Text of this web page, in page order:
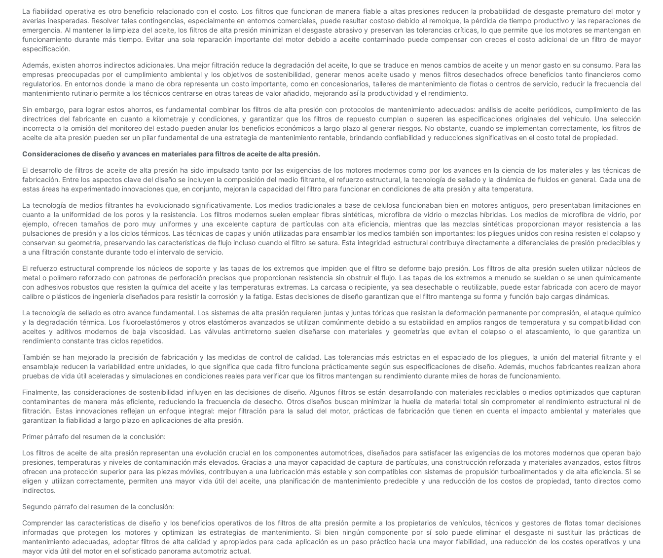
La fiabilidad operativa es otro beneficio relacionado con el costo. Los filtros que funcionan de manera fiable a altas presiones reducen la probabilidad de desgaste prematuro del motor y
averías inesperadas. Resolver tales contingencias, especialmente en entornos comerciales, puede resultar costoso debido al remolque, la pérdida de tiempo productivo y las reparaciones de
emergencia. Al mantener la limpieza del aceite, los filtros de alta presión minimizan el desgaste abrasivo y preservan las tolerancias críticas, lo que permite que los motores se mantengan en
funcionamiento durante más tiempo. Evitar una sola reparación importante del motor debido a aceite contaminado puede compensar con creces el costo adicional de un filtro de mayor
especificación.
Además, existen ahorros indirectos adicionales. Una mejor filtración reduce la degradación del aceite, lo que se traduce en menos cambios de aceite y un menor gasto en su consumo. Para las
empresas preocupadas por el cumplimiento ambiental y los objetivos de sostenibilidad, generar menos aceite usado y menos filtros desechados ofrece beneficios tanto financieros como
regulatorios. En entornos donde la mano de obra representa un costo importante, como en concesionarios, talleres de mantenimiento de flotas o centros de servicio, reducir la frecuencia del
mantenimiento rutinario permite a los técnicos centrarse en otras tareas de valor añadido, mejorando así la productividad y el rendimiento.
Sin embargo, para lograr estos ahorros, es fundamental combinar los filtros de alta presión con protocolos de mantenimiento adecuados: análisis de aceite periódicos, cumplimiento de las
directrices del fabricante en cuanto a kilometraje y condiciones, y garantizar que los filtros de repuesto cumplan o superen las especificaciones originales del vehículo. Una selección
incorrecta o la omisión del monitoreo del estado pueden anular los beneficios económicos a largo plazo al generar riesgos. No obstante, cuando se implementan correctamente, los filtros de
aceite de alta presión pueden ser un pilar fundamental de una estrategia de mantenimiento rentable, brindando confiabilidad y reducciones significativas en el costo total de propiedad.
Consideraciones de diseño y avances en materiales para filtros de aceite de alta presión.
El desarrollo de filtros de aceite de alta presión ha sido impulsado tanto por las exigencias de los motores modernos como por los avances en la ciencia de los materiales y las técnicas de
fabricación. Entre los aspectos clave del diseño se incluyen la composición del medio filtrante, el refuerzo estructural, la tecnología de sellado y la dinámica de fluidos en general. Cada una de
estas áreas ha experimentado innovaciones que, en conjunto, mejoran la capacidad del filtro para funcionar en condiciones de alta presión y alta temperatura.
La tecnología de medios filtrantes ha evolucionado significativamente. Los medios tradicionales a base de celulosa funcionaban bien en motores antiguos, pero presentaban limitaciones en
cuanto a la uniformidad de los poros y la resistencia. Los filtros modernos suelen emplear fibras sintéticas, microfibra de vidrio o mezclas híbridas. Los medios de microfibra de vidrio, por
ejemplo, ofrecen tamaños de poro muy uniformes y una excelente captura de partículas con alta eficiencia, mientras que las mezclas sintéticas proporcionan mayor resistencia a las
pulsaciones de presión y a los ciclos térmicos. Las técnicas de capas y unión utilizadas para ensamblar los medios también son importantes: los pliegues unidos con resina resisten el colapso y
conservan su geometría, preservando las características de flujo incluso cuando el filtro se satura. Esta integridad estructural contribuye directamente a diferenciales de presión predecibles y
a una filtración constante durante todo el intervalo de servicio.
El refuerzo estructural comprende los núcleos de soporte y las tapas de los extremos que impiden que el filtro se deforme bajo presión. Los filtros de alta presión suelen utilizar núcleos de
metal o polímero reforzado con patrones de perforación precisos que proporcionan resistencia sin obstruir el flujo. Las tapas de los extremos a menudo se sueldan o se unen químicamente
con adhesivos robustos que resisten la química del aceite y las temperaturas extremas. La carcasa o recipiente, ya sea desechable o reutilizable, puede estar fabricada con acero de mayor
calibre o plásticos de ingeniería diseñados para resistir la corrosión y la fatiga. Estas decisiones de diseño garantizan que el filtro mantenga su forma y función bajo cargas dinámicas.
La tecnología de sellado es otro avance fundamental. Los sistemas de alta presión requieren juntas y juntas tóricas que resistan la deformación permanente por compresión, el ataque químico
y la degradación térmica. Los fluoroelastómeros y otros elastómeros avanzados se utilizan comúnmente debido a su estabilidad en amplios rangos de temperatura y su compatibilidad con
aceites y aditivos modernos de baja viscosidad. Las válvulas antirretorno suelen diseñarse con materiales y geometrías que evitan el colapso o el atascamiento, lo que garantiza un
rendimiento constante tras ciclos repetidos.
También se han mejorado la precisión de fabricación y las medidas de control de calidad. Las tolerancias más estrictas en el espaciado de los pliegues, la unión del material filtrante y el
ensamblaje reducen la variabilidad entre unidades, lo que significa que cada filtro funciona prácticamente según sus especificaciones de diseño. Además, muchos fabricantes realizan ahora
pruebas de vida útil aceleradas y simulaciones en condiciones reales para verificar que los filtros mantengan su rendimiento durante miles de horas de funcionamiento.
Finalmente, las consideraciones de sostenibilidad influyen en las decisiones de diseño. Algunos filtros se están desarrollando con materiales reciclables o medios optimizados que capturan
contaminantes de manera más eficiente, reduciendo la frecuencia de desecho. Otros diseños buscan minimizar la huella de material total sin comprometer el rendimiento estructural ni de
filtración. Estas innovaciones reflejan un enfoque integral: mejor filtración para la salud del motor, prácticas de fabricación que tienen en cuenta el impacto ambiental y materiales que
garantizan la fiabilidad a largo plazo en aplicaciones de alta presión.
Primer párrafo del resumen de la conclusión:
Los filtros de aceite de alta presión representan una evolución crucial en los componentes automotrices, diseñados para satisfacer las exigencias de los motores modernos que operan bajo
presiones, temperaturas y niveles de contaminación más elevados. Gracias a una mayor capacidad de captura de partículas, una construcción reforzada y materiales avanzados, estos filtros
ofrecen una protección superior para las piezas móviles, contribuyen a una lubricación más estable y son compatibles con sistemas de propulsión turboalimentados y de alta eficiencia. Si se
eligen y utilizan correctamente, permiten una mayor vida útil del aceite, una planificación de mantenimiento predecible y una reducción de los costos de propiedad, tanto directos como
indirectos.
Segundo párrafo del resumen de la conclusión:
Comprender las características de diseño y los beneficios operativos de los filtros de alta presión permite a los propietarios de vehículos, técnicos y gestores de flotas tomar decisiones
informadas que protegen los motores y optimizan las estrategias de mantenimiento. Si bien ningún componente por sí solo puede eliminar el desgaste ni sustituir las prácticas de
mantenimiento adecuadas, adoptar filtros de alta calidad y apropiados para cada aplicación es un paso práctico hacia una mayor fiabilidad, una reducción de los costes operativos y una
mayor vida útil del motor en el sofisticado panorama automotriz actual.